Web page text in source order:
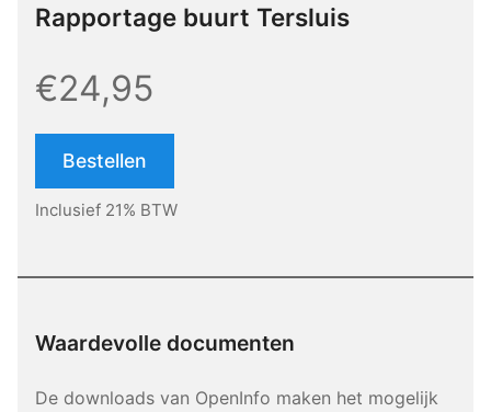
Rapportage buurt Tersluis
€24,95
Bestellen
Inclusief 21% BTW
Waardevolle documenten
De downloads van OpenInfo maken het mogelijk